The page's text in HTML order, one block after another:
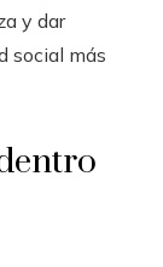
y dar
social más